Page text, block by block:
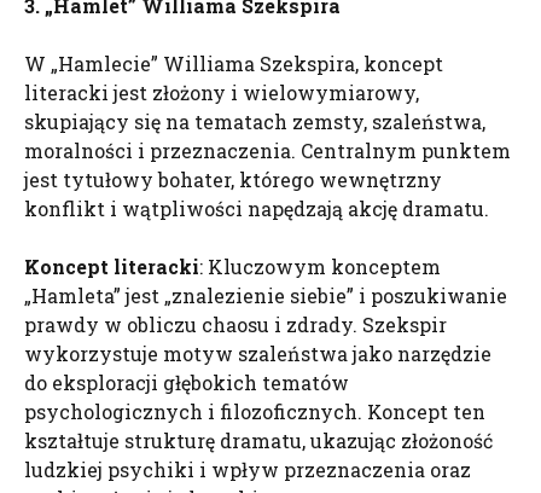
3. „Hamlet” Williama Szekspira
W „Hamlecie” Williama Szekspira, koncept
literacki jest złożony i wielowymiarowy,
skupiający się na tematach zemsty, szaleństwa,
moralności i przeznaczenia. Centralnym punktem
jest tytułowy bohater, którego wewnętrzny
konflikt i wątpliwości napędzają akcję dramatu.
Koncept literacki: Kluczowym konceptem
„Hamleta” jest „znalezienie siebie” i poszukiwanie
prawdy w obliczu chaosu i zdrady. Szekspir
wykorzystuje motyw szaleństwa jako narzędzie
do eksploracji głębokich tematów
psychologicznych i filozoficznych. Koncept ten
kształtuje strukturę dramatu, ukazując złożoność
ludzkiej psychiki i wpływ przeznaczenia oraz